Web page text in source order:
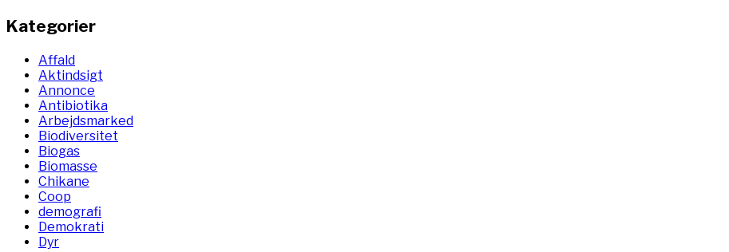
Kategorier
Affald
Aktindsigt
Annonce
Antibiotika
Arbejdsmarked
Biodiversitet
Biogas
Biomasse
Chikane
Coop
demografi
Demokrati
Dyr